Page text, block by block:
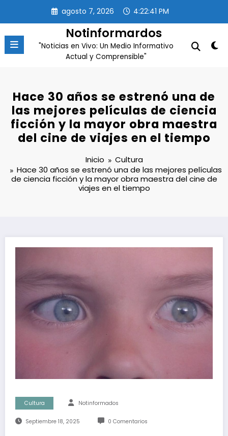
contenido
agosto 7, 2026 4:22:42 PM
Notinformardos
"Noticias en Vivo: Un Medio Informativo
Actual y Comprensible"
Hace 30 años se estrenó una de
las mejores películas de ciencia
ficción y la mayor obra maestra
del cine de viajes en el tiempo
Inicio
Cultura
Hace 30 años se estrenó una de las mejores películas
de ciencia ficción y la mayor obra maestra del cine de
viajes en el tiempo
Cultura Notinformados
Septiembre 18, 2025 0 Comentarios